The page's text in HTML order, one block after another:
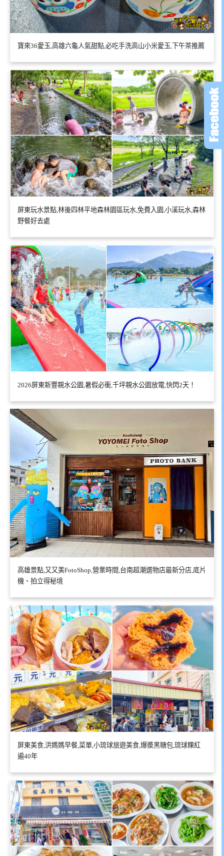
寶來36愛玉,高雄六龜人氣甜點,必吃手洗高山小米愛玉,下午茶推薦
屏東玩水景點,林後四林平地森林園區玩水,免費入園,小溪玩水,森林
野餐好去處
2026屏東新豐親水公園,暑假必衝,千坪親水公園放電,快閃2天！
高雄景點,又又美FotoShop,營業時間,台南超潮選物店最新分店,底片
機、拍立得秘境
屏東美食,洪媽媽早餐,菜單,小琉球旅遊美食,爆漿黑糖包,琉球粿紅
遍40年